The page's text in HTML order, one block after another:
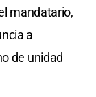
mandatario,
a
de unidad